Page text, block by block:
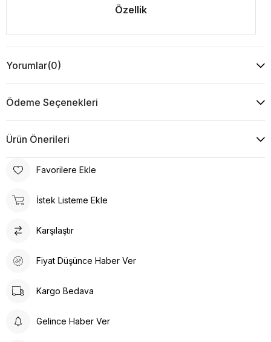
Özellik
Yorumlar(0)
Ödeme Seçenekleri
Ürün Önerileri
Favorilere Ekle
İstek Listeme Ekle
Karşılaştır
Fiyat Düşünce Haber Ver
Kargo Bedava
Gelince Haber Ver